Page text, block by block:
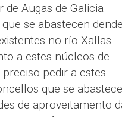
Augas de Galicia
se abastecen
no río Xallas
a estes núcleos de
pedir a estes
que se
de aproveitamento